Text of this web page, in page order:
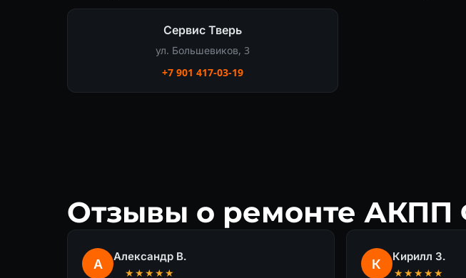
Сервис Тверь
ул. Большевиков, 3
+7 901 417-03-19
Отзывы о ремонте АКПП
А Александр В.
★★★★★
К Кирилл З.
★★★★★